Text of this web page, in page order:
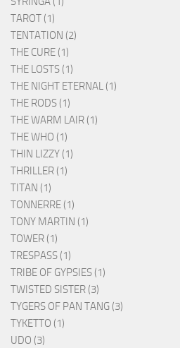
TAROT (1)
TENTATION (2)
THE CURE (1)
THE LOSTS (1)
THE NIGHT ETERNAL (1)
THE RODS (1)
THE WARM LAIR (1)
THE WHO (1)
THIN LIZZY (1)
THRILLER (1)
TITAN (1)
TONNERRE (1)
TONY MARTIN (1)
TOWER (1)
TRESPASS (1)
TRIBE OF GYPSIES (1)
TWISTED SISTER (3)
TYGERS OF PAN TANG (3)
TYKETTO (1)
UDO (3)